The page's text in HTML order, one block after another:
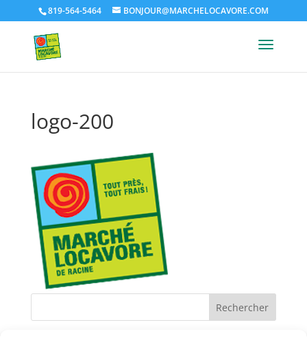
819-564-5464 BONJOUR@MARCHELOCAVORE.COM
logo-200
Rechercher